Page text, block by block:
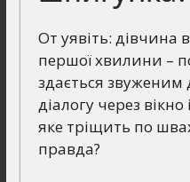
От уявіть: дівчина
першої хвилини –
здається звуженим
діалогу через
яке тріщить по
правда?